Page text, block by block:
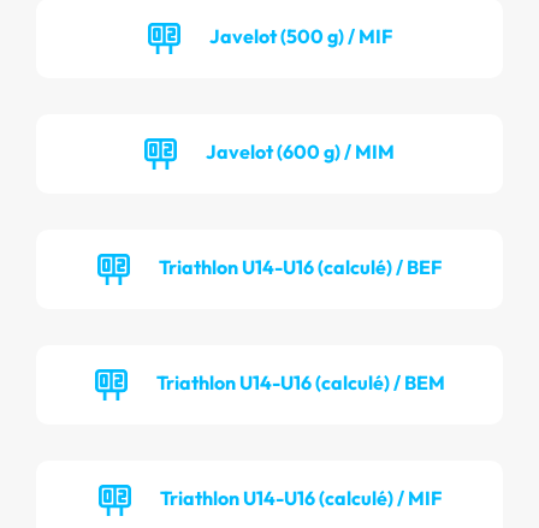
Javelot (500 g) / MIF
Javelot (600 g) / MIM
Triathlon U14-U16 (calculé) / BEF
Triathlon U14-U16 (calculé) / BEM
Triathlon U14-U16 (calculé) / MIF